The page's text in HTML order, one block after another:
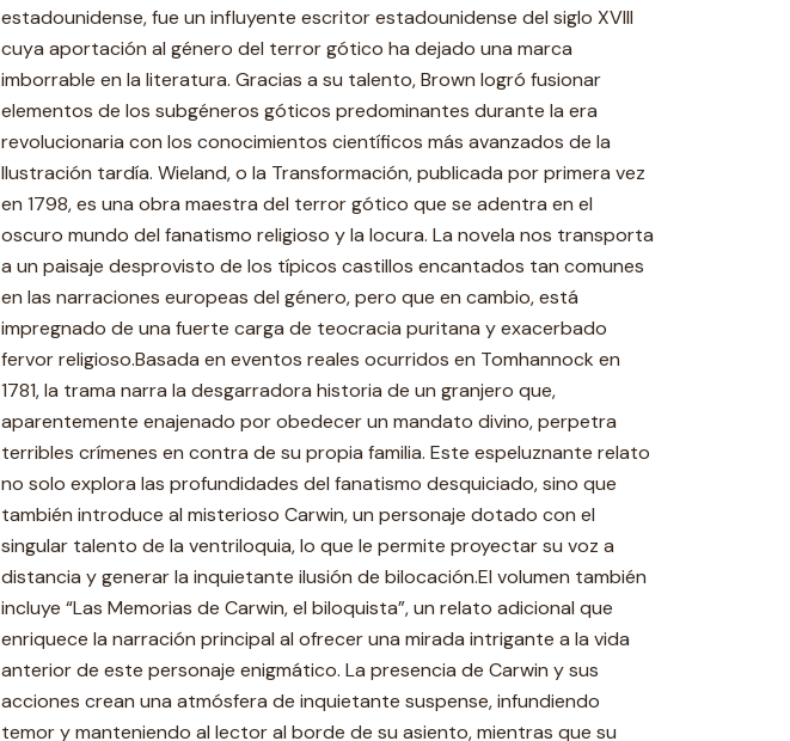
estadounidense, fue un influyente escritor estadounidense del siglo XVIII
cuya aportación al género del terror gótico ha dejado una marca
imborrable en la literatura. Gracias a su talento, Brown logró fusionar
elementos de los subgéneros góticos predominantes durante la era
revolucionaria con los conocimientos científicos más avanzados de la
Ilustración tardía. Wieland, o la Transformación, publicada por primera vez
en 1798, es una obra maestra del terror gótico que se adentra en el
oscuro mundo del fanatismo religioso y la locura. La novela nos transporta
a un paisaje desprovisto de los típicos castillos encantados tan comunes
en las narraciones europeas del género, pero que en cambio, está
impregnado de una fuerte carga de teocracia puritana y exacerbado
fervor religioso.Basada en eventos reales ocurridos en Tomhannock en
1781, la trama narra la desgarradora historia de un granjero que,
aparentemente enajenado por obedecer un mandato divino, perpetra
terribles crímenes en contra de su propia familia. Este espeluznante relato
no solo explora las profundidades del fanatismo desquiciado, sino que
también introduce al misterioso Carwin, un personaje dotado con el
singular talento de la ventriloquia, lo que le permite proyectar su voz a
distancia y generar la inquietante ilusión de bilocación.El volumen también
incluye “Las Memorias de Carwin, el biloquista”, un relato adicional que
enriquece la narración principal al ofrecer una mirada intrigante a la vida
anterior de este personaje enigmático. La presencia de Carwin y sus
acciones crean una atmósfera de inquietante suspense, infundiendo
temor y manteniendo al lector al borde de su asiento, mientras que su